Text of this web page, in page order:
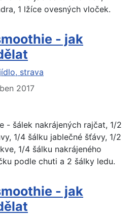
1 lžíce ovesných vloček.
- jak
strava
2017
- šálek nakrájených rajčat, 1/2
1/4 šálku jablečné šťávy, 1/2
1/4 šálku nakrájeného
podle chuti a 2 šálky ledu.
- jak